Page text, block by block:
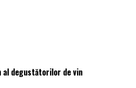
al degustătorilor de vin